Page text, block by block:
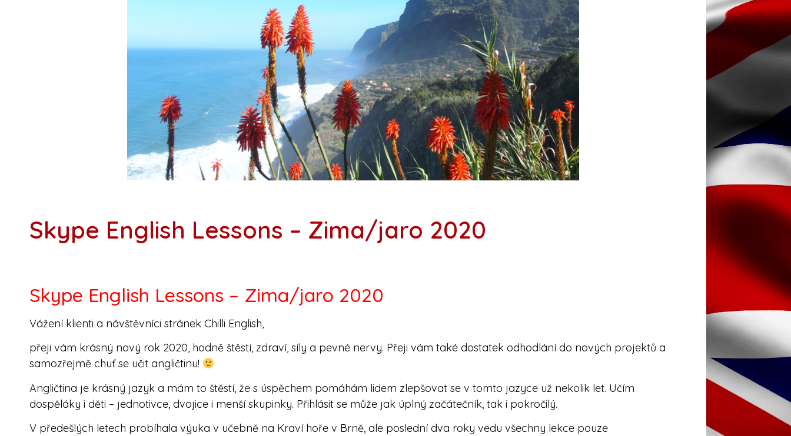
Skype English Lessons – Zima/jaro 2020
Skype English Lessons – Zima/jaro 2020
Vážení klienti a návštěvníci stránek Chilli English,
přeji vám krásný nový rok 2020, hodně štěstí, zdraví, síly a pevné nervy. Přeji vám také dostatek odhodlání do nových projektů a
samozřejmě chuť se učit angličtinu!
Angličtina je krásný jazyk a mám to štěstí, že s úspěchem pomáhám lidem zlepšovat se v tomto jazyce už nekolik let. Učím
dospěláky i děti – jednotivce, dvojice i menší skupinky. Přihlásit se může jak úplný začátečník, tak i pokročilý.
V předešlých letech probíhala výuka v učebně na Kraví hoře v Brně, ale poslední dva roky vedu všechny lekce pouze